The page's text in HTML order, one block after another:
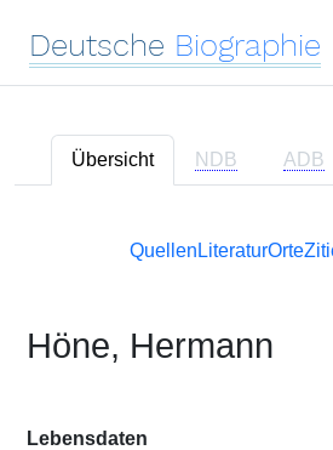
Deutsche Biographie
Übersicht NDB ADB
Quellen LiteraturOrte
Höne, Hermann
Lebensdaten